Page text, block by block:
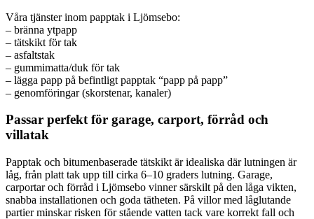
Våra tjänster inom papptak i Ljömsebo:
– bränna ytpapp
– tätskikt för tak
– asfaltstak
– gummimatta/duk för tak
– lägga papp på befintligt papptak “papp på papp”
– genomföringar (skorstenar, kanaler)
Passar perfekt för garage, carport, förråd och
villatak
Papptak och bitumenbaserade tätskikt är idealiska där lutningen är
låg, från platt tak upp till cirka 6–10 graders lutning. Garage,
carportar och förråd i Ljömsebo vinner särskilt på den låga vikten,
snabba installationen och goda tätheten. På villor med låglutande
partier minskar risken för stående vatten tack vare korrekt fall och